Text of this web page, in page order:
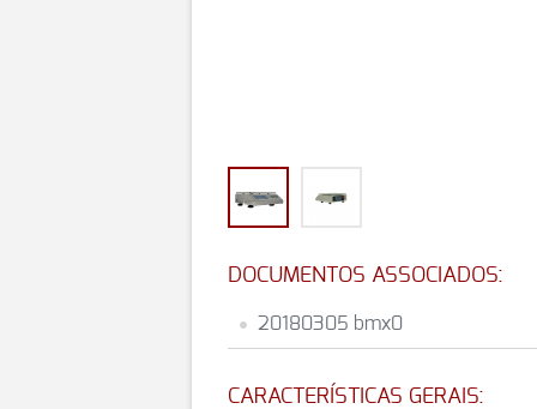
DOCUMENTOS ASSOCIADOS:
20180305 bmx0
CARACTERÍSTICAS GERAIS: